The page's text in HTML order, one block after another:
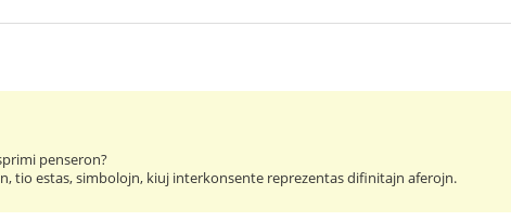
penseron?
tio estas, simbolojn, kiuj interkonsente reprezentas difinitajn aferojn.